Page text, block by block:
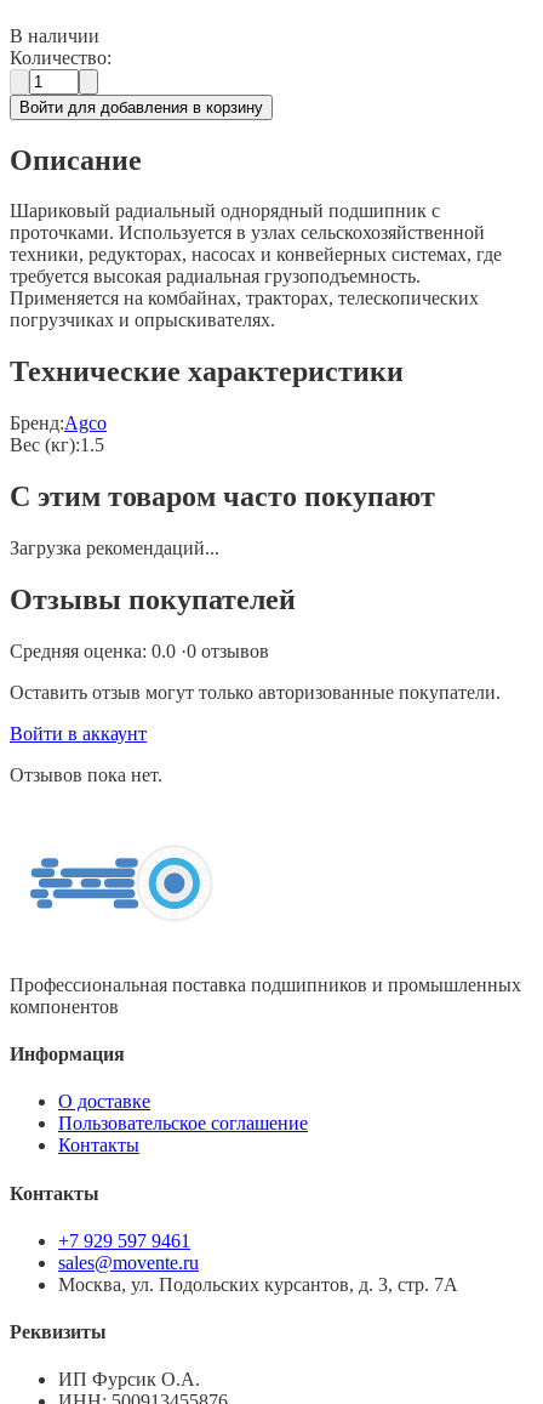
В наличии
Количество:
Войти для добавления в корзину
Описание
Шариковый радиальный однорядный подшипник с
проточками. Используется в узлах сельскохозяйственной
техники, редукторах, насосах и конвейерных системах, где
требуется высокая радиальная грузоподъемность.
Применяется на комбайнах, тракторах, телескопических
погрузчиках и опрыскивателях.
Технические характеристики
Бренд:Agco
Вес (кг):1.5
С этим товаром часто покупают
Загрузка рекомендаций...
Отзывы покупателей
Средняя оценка: 0.0 ·0 отзывов
Оставить отзыв могут только авторизованные покупатели.
Войти в аккаунт
Отзывов пока нет.
Профессиональная поставка подшипников и промышленных
компонентов
Информация
О доставке
Пользовательское соглашение
Контакты
Контакты
+7 929 597 9461
sales@movente.ru
Москва, ул. Подольских курсантов, д. 3, стр. 7А
Реквизиты
ИП Фурсик О.А.